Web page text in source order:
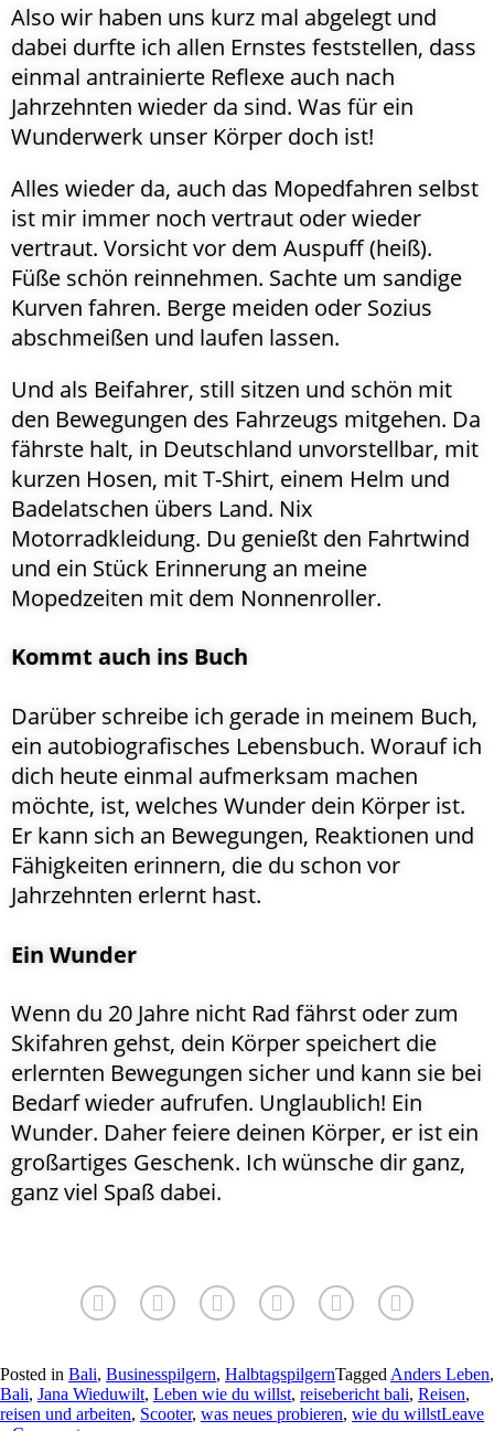
Also wir haben uns kurz mal abgelegt und
dabei durfte ich allen Ernstes feststellen, dass
einmal antrainierte Reflexe auch nach
Jahrzehnten wieder da sind. Was für ein
Wunderwerk unser Körper doch ist!
Alles wieder da, auch das Mopedfahren selbst
ist mir immer noch vertraut oder wieder
vertraut. Vorsicht vor dem Auspuff (heiß).
Füße schön reinnehmen. Sachte um sandige
Kurven fahren. Berge meiden oder Sozius
abschmeißen und laufen lassen.
Und als Beifahrer, still sitzen und schön mit
den Bewegungen des Fahrzeugs mitgehen. Da
fährste halt, in Deutschland unvorstellbar, mit
kurzen Hosen, mit T-Shirt, einem Helm und
Badelatschen übers Land. Nix
Motorradkleidung. Du genießt den Fahrtwind
und ein Stück Erinnerung an meine
Mopedzeiten mit dem Nonnenroller.
Kommt auch ins Buch
Darüber schreibe ich gerade in meinem Buch,
ein autobiografisches Lebensbuch. Worauf ich
dich heute einmal aufmerksam machen
möchte, ist, welches Wunder dein Körper ist.
Er kann sich an Bewegungen, Reaktionen und
Fähigkeiten erinnern, die du schon vor
Jahrzehnten erlernt hast.
Ein Wunder
Wenn du 20 Jahre nicht Rad fährst oder zum
Skifahren gehst, dein Körper speichert die
erlernten Bewegungen sicher und kann sie bei
Bedarf wieder aufrufen. Unglaublich! Ein
Wunder. Daher feiere deinen Körper, er ist ein
großartiges Geschenk. Ich wünsche dir ganz,
ganz viel Spaß dabei.
Posted in Bali, Businesspilgern, HalbtagspilgernTagged Anders Leben,
Bali, Jana Wieduwilt, Leben wie du willst, reisebericht bali, Reisen,
reisen und arbeiten, Scooter, was neues probieren, wie du willstLeave